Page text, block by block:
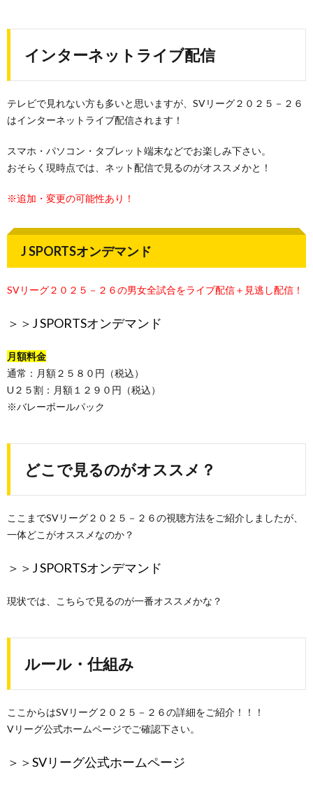
インターネットライブ配信
テレビで見れない方も多いと思いますが、SVリーグ２０２５－２６
はインターネットライブ配信されます！
スマホ・パソコン・タブレット端末などでお楽しみ下さい。
おそらく現時点では、ネット配信で見るのがオススメかと！
※追加・変更の可能性あり！
J SPORTSオンデマンド
SVリーグ２０２５－２６の男女全試合をライブ配信＋見逃し配信！
＞＞ J SPORTSオンデマンド
月額料金
通常：月額２５８０円（税込）
U２５割：月額１２９０円（税込）
※バレーボールパック
どこで見るのがオススメ？
ここまでSVリーグ２０２５－２６の視聴方法をご紹介しましたが、
一体どこがオススメなのか？
＞＞ J SPORTSオンデマンド
現状では、こちらで見るのが一番オススメかな？
ルール・仕組み
ここからはSVリーグ２０２５－２６の詳細をご紹介！！！
Vリーグ公式ホームページでご確認下さい。
＞＞SVリーグ公式ホームページ